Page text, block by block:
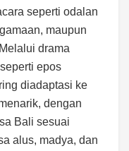
seperti odalan
maupun
drama
epos
diadaptasi ke
dengan
Bali sesuai
alus, madya, dan